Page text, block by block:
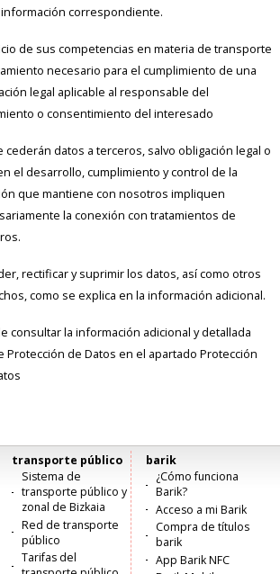
correspondiente.
de sus competencias en materia de transporte
necesario para el cumplimiento de una
legal aplicable al responsable del
o consentimiento del interesado
cederán datos a terceros, salvo obligación legal o
el desarrollo, cumplimiento y control de la
que mantiene con nosotros impliquen
la conexión con tratamientos de
rectificar y suprimir los datos, así como otros
como se explica en la información adicional.
consultar la información adicional y detallada
Protección de Datos en el apartado Protección
transporte público
Sistema de
transporte público y
zonal de Bizkaia
Red de transporte
público
Tarifas del
barik
¿Cómo funciona
Barik?
Acceso a mi Barik
Compra de títulos
barik
App Barik NFC